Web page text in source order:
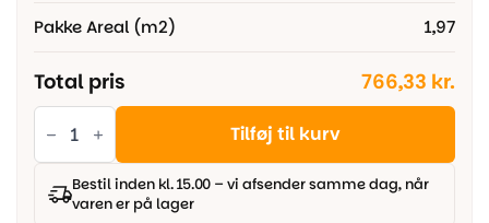
Pakke Areal (m2) 1,97
Total pris 766,33 kr.
Berry
Alloc
Vinylgulv
-
Zenn
Click
Comfort
Tilføj til kurv
Bestil inden kl. 15.00 – vi afsender samme dag, når
varen er på lager